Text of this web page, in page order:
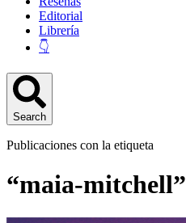
Editorial
Librería
👇
Search
Publicaciones con la etiqueta
“maia-mitchell”